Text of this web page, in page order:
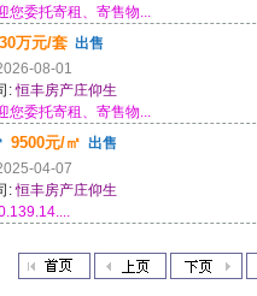
您委托寄租、寄售物...
万元/套 出售
08-01
:恒丰房产庄仰生
您委托寄租、寄售物...
9500元/㎡ 出售
04-07
:恒丰房产庄仰生